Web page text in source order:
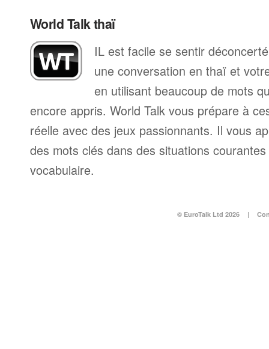
World Talk thaï
IL est facile se sentir
une conversation en thaï et
en utilisant beaucoup de mots
encore appris. World Talk vous prépare à
réelle avec des jeux passionnants. Il vous
des mots clés dans des situations
vocabulaire.
© EuroTalk Ltd 2026 |